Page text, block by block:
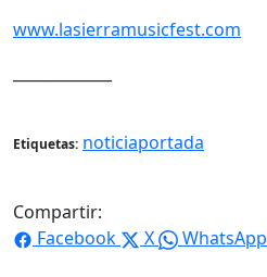
www.lasierramusicfest.com
Etiquetas: noticiaportada
Compartir:
Facebook
X WhatsApp